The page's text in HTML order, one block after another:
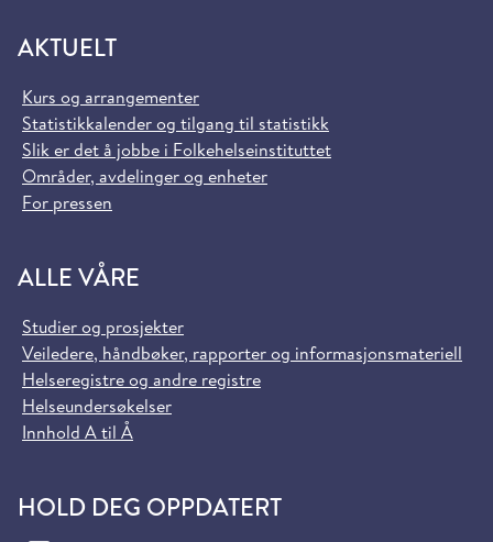
AKTUELT
Kurs og arrangementer
Statistikkalender og tilgang til statistikk
Slik er det å jobbe i Folkehelseinstituttet
Områder, avdelinger og enheter
For pressen
ALLE VÅRE
Studier og prosjekter
Veiledere, håndbøker, rapporter og informasjonsmateriell
Helseregistre og andre registre
Helseundersøkelser
Innhold A til Å
HOLD DEG OPPDATERT